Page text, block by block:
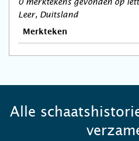
0 merktekens gevonden op
Leer, Duitsland
Merkteken
Alle